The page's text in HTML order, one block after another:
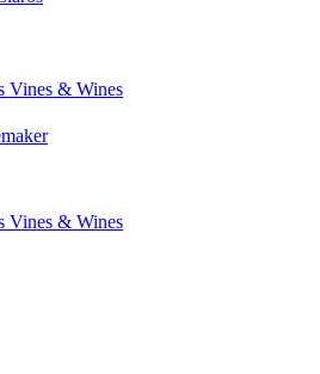
Vines & Wines
Vines & Wines